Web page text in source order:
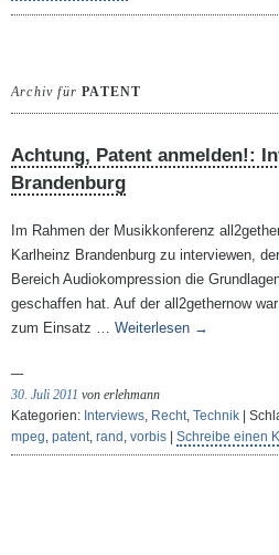
Archiv fürPATENT
Achtung, Patent anmelden!:
Brandenburg
Im Rahmen der Musikkonferenz
Karlheinz Brandenburg zu interviewen,
Bereich Audiokompression die
geschaffen hat. Auf der all2gethernow
zum Einsatz … Weiterlesen →
30. Juli 2011 von erlehmann
Kategorien: Interviews, Recht, Technik |
mpeg, patent, rand , vorbis Schreibe einen